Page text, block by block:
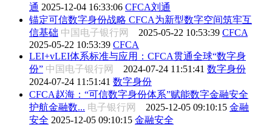
通 2025-12-04 16:33:06 CFCA刘通
锚定可信数字身份战略 CFCA为新型数字空间筑牢互
信基础 中国电子银行网 2025-05-22 10:53:39 CFCA
2025-05-22 10:53:39 CFCA
LEI+vLEI体系标准与应用：CFCA贯通全球“数字身
份” 中国电子银行网 2024-07-24 11:51:41 数字身份
2024-07-24 11:51:41 数字身份
CFCA赵海：“可信数字身份体系”赋能数字金融安全
护航金融数... 电子银行网 2025-12-05 09:10:15 金融
安全 2025-12-05 09:10:15 金融安全